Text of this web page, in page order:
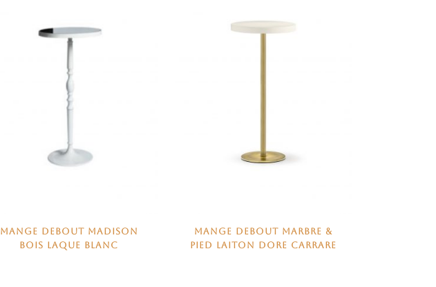
MANGE DEBOUT MADISON
BOIS LAQUE BLANC
MANGE DEBOUT MARBRE &
PIED LAITON DORE CARRARE